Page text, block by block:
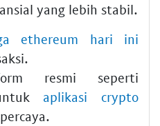
yang lebih stabil.
ethereum hari ini
resmi seperti
aplikasi crypto